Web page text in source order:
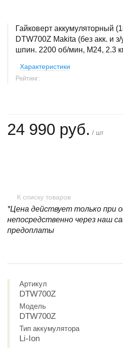
Гайковерт аккумуляторный
DTW700Z Makita (без акк. и
шпин. 2200 об/мин, М24, 2.3
Характеристики
Рейтинг:
24 990 руб. / шт
К списку товаров
*Цена действует только при
непосредственно через наш
предоплаты
Артикул
DTW700Z
Модель
DTW700Z
Тип аккумулятора
Li-Ion